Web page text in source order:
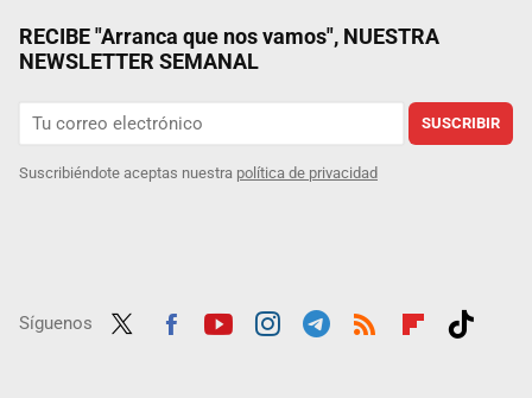
RECIBE "Arranca que nos vamos", NUESTRA
NEWSLETTER SEMANAL
SUSCRIBIR
Suscribiéndote aceptas nuestra política de privacidad
Síguenos